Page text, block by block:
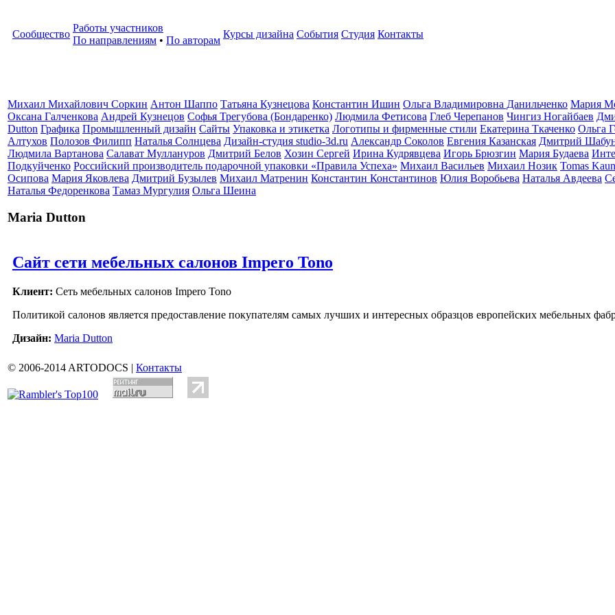
Сообщество
Работы участников
По направлениям • По авторам
Курсы дизайна События Студия Контакты
Михаил Михайлович Соркин Антон Шаппо Татьяна Кузнецова Константин Ишин Ольга Владимировна Данильченко Мария
Оксана Галченкова Андрей Кузнецов Софья Трегубова (Бондаренко) Людмила Фетисова Глеб Черепанов Чингиз Ногайбаев
Dutton Графика Промышленный дизайн Сайты Упаковка и этикетка Логотипы и фирменные стили Екатерина Ткаченко Ольга
Алтухов Полозов Филипп Наталья Солнцева Дизайн-студия studio-3d.ru Александр Соколов Евгения Казанская Дмитрий
Людмила Вартанова Салават Муллануров Дмитрий Белов Хозин Сергей Ирина Кудрявцева Игорь Брюзгин Мария Будаева
Подкуйченко Российский производитель подарочной упаковки «Правила Успеха» Михаил Васильев Михаил Нозик Tomas
Осипова Мария Яковлева Дмитрий Бузылев Михаил Матренин Константин Константинов Юлия Воробьева Наталья Авдеева
Наталья Федоренкова Тамаз Мургулия Ольга Шеина
Maria Dutton
Сайт сети мебельных салонов Impero Tono
Клиент: Сеть мебельных салонов Impero Tono
Политикой салонов является предоставление покупателям самых лучших и интересных образцов европейских мебельных
Дизайн: Maria Dutton
© 2006-2014 ARTODOCS | Контакты